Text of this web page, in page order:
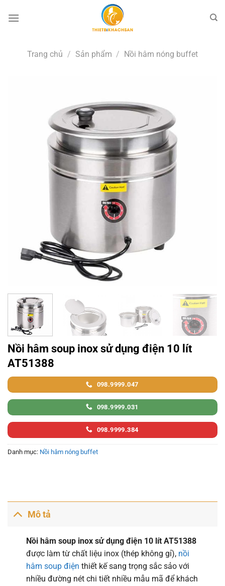
qua
Trang chủ / Sản phẩm / Nồi hâm nóng buffet
Nồi hâm soup inox sử dụng điện 10 lít
AT51388
098.9999.047
098.9999.031
098.9999.384
Danh mục: Nồi hâm nóng buffet
Mô tả
Nồi hâm soup inox sử dụng điện 10 lít AT51388
được làm từ chất liệu inox (thép không gỉ), nồi
hâm soup điện thiết kế sang trọng sắc sảo với
nhiều đường nét chi tiết nhiều mẫu mã để khách